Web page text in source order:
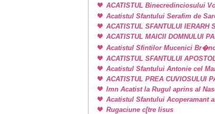
ACATISTUL Binecredinciosului
Acatistul Sfantului Serafim de
ACATISTUL SFANTULUI IERARH
ACATISTUL MAICII DOMNULUI
Acatistul Sfintilor Mucenici
ACATISTUL SFANTULUI
Acatistul Sfantului Antonie cel
ACATISTUL PREA CUVIOSULUI
Imn Acatist la Rugul aprins al
Acatistul Sfantului Acoperamant
Rugaciune c[tre Iisus